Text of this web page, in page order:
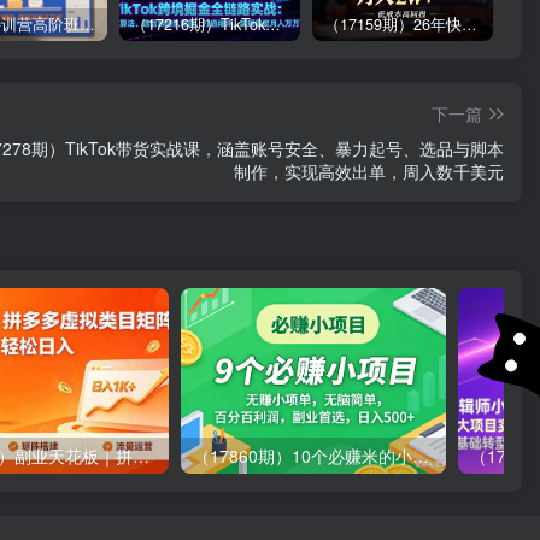
拼多多特训营高阶班，独家玩法赋能，突破运营天花板（更新26年1月） （17216期）TikTok跨境掘金全链路实战：从算法、选品到团队管理，打通闭环，实现稳定月入万刀 （17159期）26年快手无人直播3.0升级玩法，低成本高回报，月入2w+
下一篇
期）TikTok带货实战课，涵盖账号安全、暴力起号、选品与脚本
制作，实现高效出单，周入数千美元
（18442期）副业天花板｜拼多多虚拟类目矩阵运营全攻略，轻松日入 1K 可长期做 （17860期）10个必赚米的小项目，百分百有利润，无脑简单，副业首选，日入500+